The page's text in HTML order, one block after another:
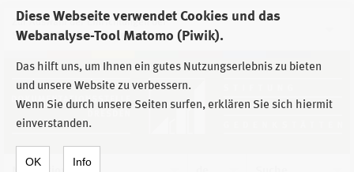
Diese Webseite verwendet Cookies und das
Webanalyse-Tool Matomo (Piwik).
Das hilft uns, um Ihnen ein gutes Nutzungserlebnis zu bieten
und unsere Website zu verbessern.
Wenn Sie durch unsere Seiten surfen, erklären Sie sich hiermit
einverstanden.
OK Info
Zur Auswahl der Einrichtungen der
Stiftung Sächsische Gedenkstätten